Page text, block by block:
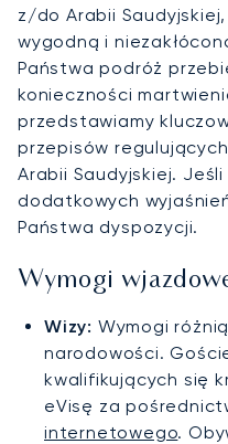
z/do Arabii
wygodną i
Państwa podróż
konieczności
przedstawiamy
przepisów
Arabii Saudyjskiej.
dodatkowych
Państwa dyspozycji.
Wymogi
Wizy: Wymogi
narodowości.
kwalifikujących się
eVisę za
internetowego.